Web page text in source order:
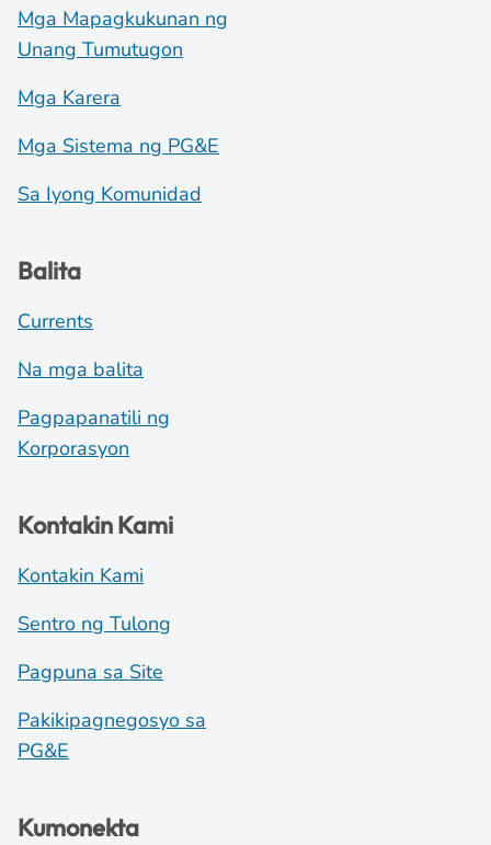
Mga Mapagkukunan ng
Unang Tumutugon
Mga Karera
Mga Sistema ng PG&E
Sa Iyong Komunidad
Balita
Currents
Na mga balita
Pagpapanatili ng
Korporasyon
Kontakin Kami
Kontakin Kami
Sentro ng Tulong
Pagpuna sa Site
Pakikipagnegosyo sa
PG&E
Kumonekta